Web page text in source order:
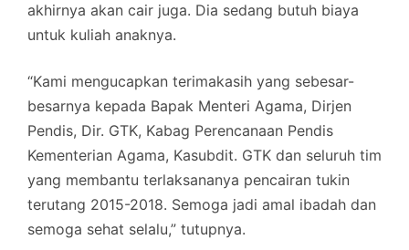
akhirnya akan cair juga. Dia sedang butuh biaya
untuk kuliah anaknya.
“Kami mengucapkan terimakasih yang sebesar-
besarnya kepada Bapak Menteri Agama, Dirjen
Pendis, Dir. GTK, Kabag Perencanaan Pendis
Kementerian Agama, Kasubdit. GTK dan seluruh tim
yang membantu terlaksananya pencairan tukin
terutang 2015-2018. Semoga jadi amal ibadah dan
semoga sehat selalu,” tutupnya.